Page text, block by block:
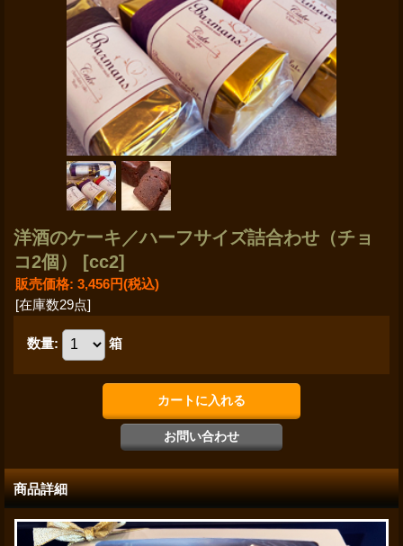
洋酒のケーキ／ハーフサイズ詰合わせ（チョ
コ2個） [cc2]
販売価格: 3,456円(税込)
[在庫数29点]
数量: 箱
商品詳細